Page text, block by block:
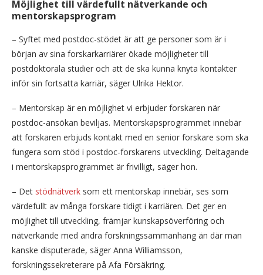
Möjlighet till värdefullt nätverkande och
mentorskapsprogram
– Syftet med postdoc-stödet är att ge personer som är i
början av sina forskarkarriärer ökade möjligheter till
postdoktorala studier och att de ska kunna knyta kontakter
inför sin fortsatta karriär, säger Ulrika Hektor.
– Mentorskap är en möjlighet vi erbjuder forskaren när
postdoc-ansökan beviljas. Mentorskapsprogrammet innebär
att forskaren erbjuds kontakt med en senior forskare som ska
fungera som stöd i postdoc-forskarens utveckling. Deltagande
i mentorskapsprogrammet är frivilligt, säger hon.
– Det stödnätverk som ett mentorskap innebär, ses som
värdefullt av många forskare tidigt i karriären. Det ger en
möjlighet till utveckling, främjar kunskapsöverföring och
nätverkande med andra forskningssammanhang än där man
kanske disputerade, säger Anna Williamsson,
forskningssekreterare på Afa Försäkring.